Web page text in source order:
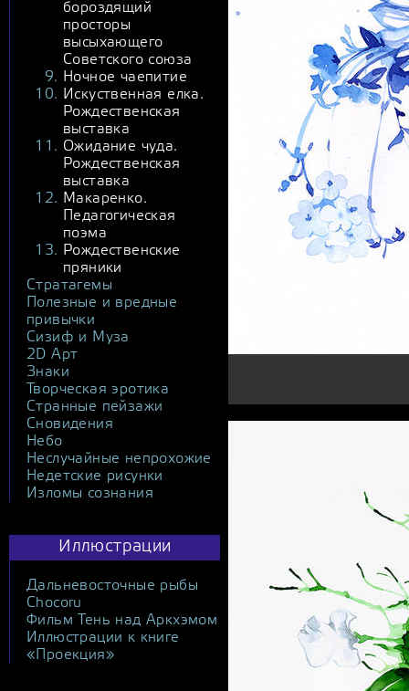
бороздящий
просторы
высыхающего
Советского союза
Ночное чаепитие
Искуственная елка.
Рождественская
выставка
Ожидание чуда.
Рождественская
выставка
Макаренко.
Педагогическая
поэма
Рождественские
пряники
Стратагемы
Полезные и вредные
привычки
Сизиф и Муза
2D Арт
Знаки
Творческая эротика
Странные пейзажи
Сновидения
Небо
Неслучайные непрохожие
Недетские рисунки
Изломы сознания
Иллюстрации
Дальневосточные рыбы
Chocoru
Фильм Тень над Аркхэмом
Иллюстрации к книге
«Проекция»